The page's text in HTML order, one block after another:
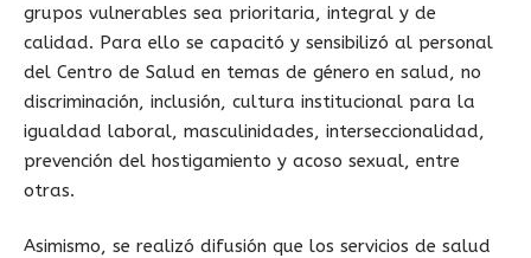
grupos vulnerables sea prioritaria, integral y de
calidad. Para ello se capacitó y sensibilizó al personal
del Centro de Salud en temas de género en salud, no
discriminación, inclusión, cultura institucional para la
igualdad laboral, masculinidades, interseccionalidad,
prevención del hostigamiento y acoso sexual, entre
otras.
Asimismo, se realizó difusión que los servicios de salud